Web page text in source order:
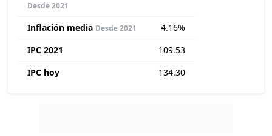
Desde 2021
Inflación media Desde 2021
4.16%
IPC 2021
109.53
IPC hoy
134.30